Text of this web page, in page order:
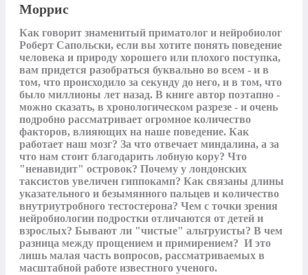
Моррис
Как говорит знаменитый приматолог и нейробиолог
Роберт Сапольски, если вы хотите понять поведение
человека и природу хорошего или плохого поступка,
вам придется разобраться буквально во всем - и в
том, что происходило за секунду до него, и в том, что
было миллионы лет назад. В книге автор поэтапно -
можно сказать, в хронологическом разрезе - и очень
подробно рассматривает огромное количество
факторов, влияющих на наше поведение. Как
работает наш мозг? За что отвечает миндалина, а за
что нам стоит благодарить лобную кору? Что
"ненавидит" островок? Почему у лондонских
таксистов увеличен гиппокамп? Как связаны длины
указательного и безымянного пальцев и количество
внутриутробного тестостерона? Чем с точки зрения
нейробиологии подростки отличаются от детей и
взрослых? Бывают ли "чистые" альтруисты? В чем
разница между прощением и примирением?  И это
лишь малая часть вопросов, рассматриваемых в
масштабной работе известного ученого.